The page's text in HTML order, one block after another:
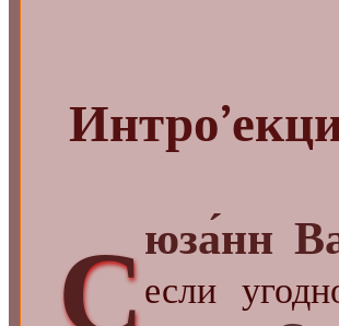
Сюза́нн
если